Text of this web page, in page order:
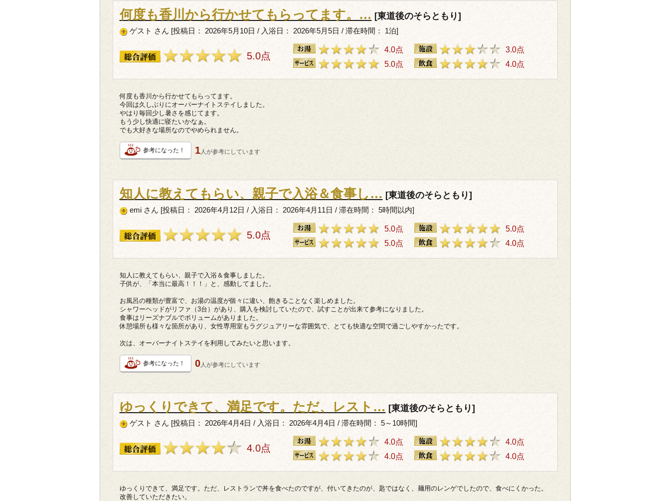
何度も香川から行かせてもらってます。… [東道後のそらともり]
ゲスト さん [投稿日： 2026年5月10日 / 入浴日： 2026年5月5日 / 滞在時間： 1泊]
5.0点
4.0点
5.0点
3.0点
4.0点
何度も香川から行かせてもらってます。
今回は久しぶりにオーバーナイトステイしました。
やはり毎回少し暑さを感じてます。
もう少し快適に寝たいかなぁ。
でも大好きな場所なのでやめられません。
参考になった！ 1人が参考にしています
知人に教えてもらい、親子で入浴＆食事し… [東道後のそらともり]
emi さん [投稿日： 2026年4月12日 / 入浴日： 2026年4月11日 / 滞在時間： 5時間以内]
5.0点
5.0点
5.0点
5.0点
4.0点
知人に教えてもらい、親子で入浴＆食事しました。
子供が、「本当に最高！！！」と、感動してました。
お風呂の種類が豊富で、お湯の温度が個々に違い、飽きることなく楽しめました。
シャワーヘッドがリファ（3台）があり、購入を検討していたので、試すことが出来て参考になりました。
食事はリーズナブルでボリュームがありました。
休憩場所も様々な箇所があり、女性専用室もラグジュアリーな雰囲気で、とても快適な空間で過ごしやすかったです。
次は、オーバーナイトステイを利用してみたいと思います。
参考になった！ 0人が参考にしています
ゆっくりできて、満足です。ただ、レスト… [東道後のそらともり]
ゲスト さん [投稿日： 2026年4月4日 / 入浴日： 2026年4月4日 / 滞在時間： 5～10時間]
4.0点
4.0点
4.0点
4.0点
4.0点
ゆっくりできて、満足です。ただ、レストランで丼を食べたのですが、付いてきたのが、匙ではなく、麺用のレンゲでしたので、食べにくかった。
改善していただきたい。